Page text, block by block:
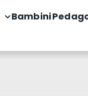
Bambini